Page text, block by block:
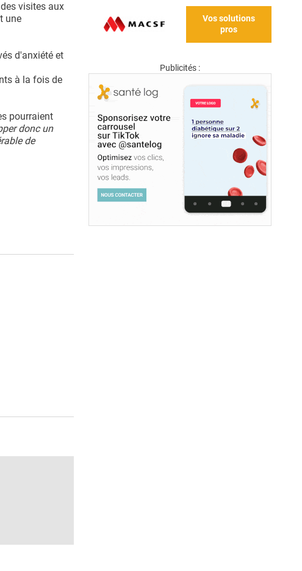
visites aux
une
d'anxiété et
à la fois de
pourraient
donc un
de
Vos solutions
pros
Publicités :